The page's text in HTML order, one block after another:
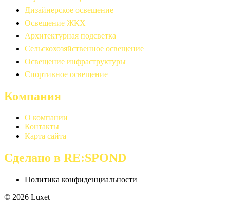
Дизайнерское освещение
Освещение ЖКХ
Архитектурная подсветка
Сельскохозяйственное освещение
Освещение инфраструктуры
Спортивное освещение
Компания
О компании
Контакты
Карта сайта
Сделано в RE:SPOND
Политика конфиденциальности
© 2026 Luxet